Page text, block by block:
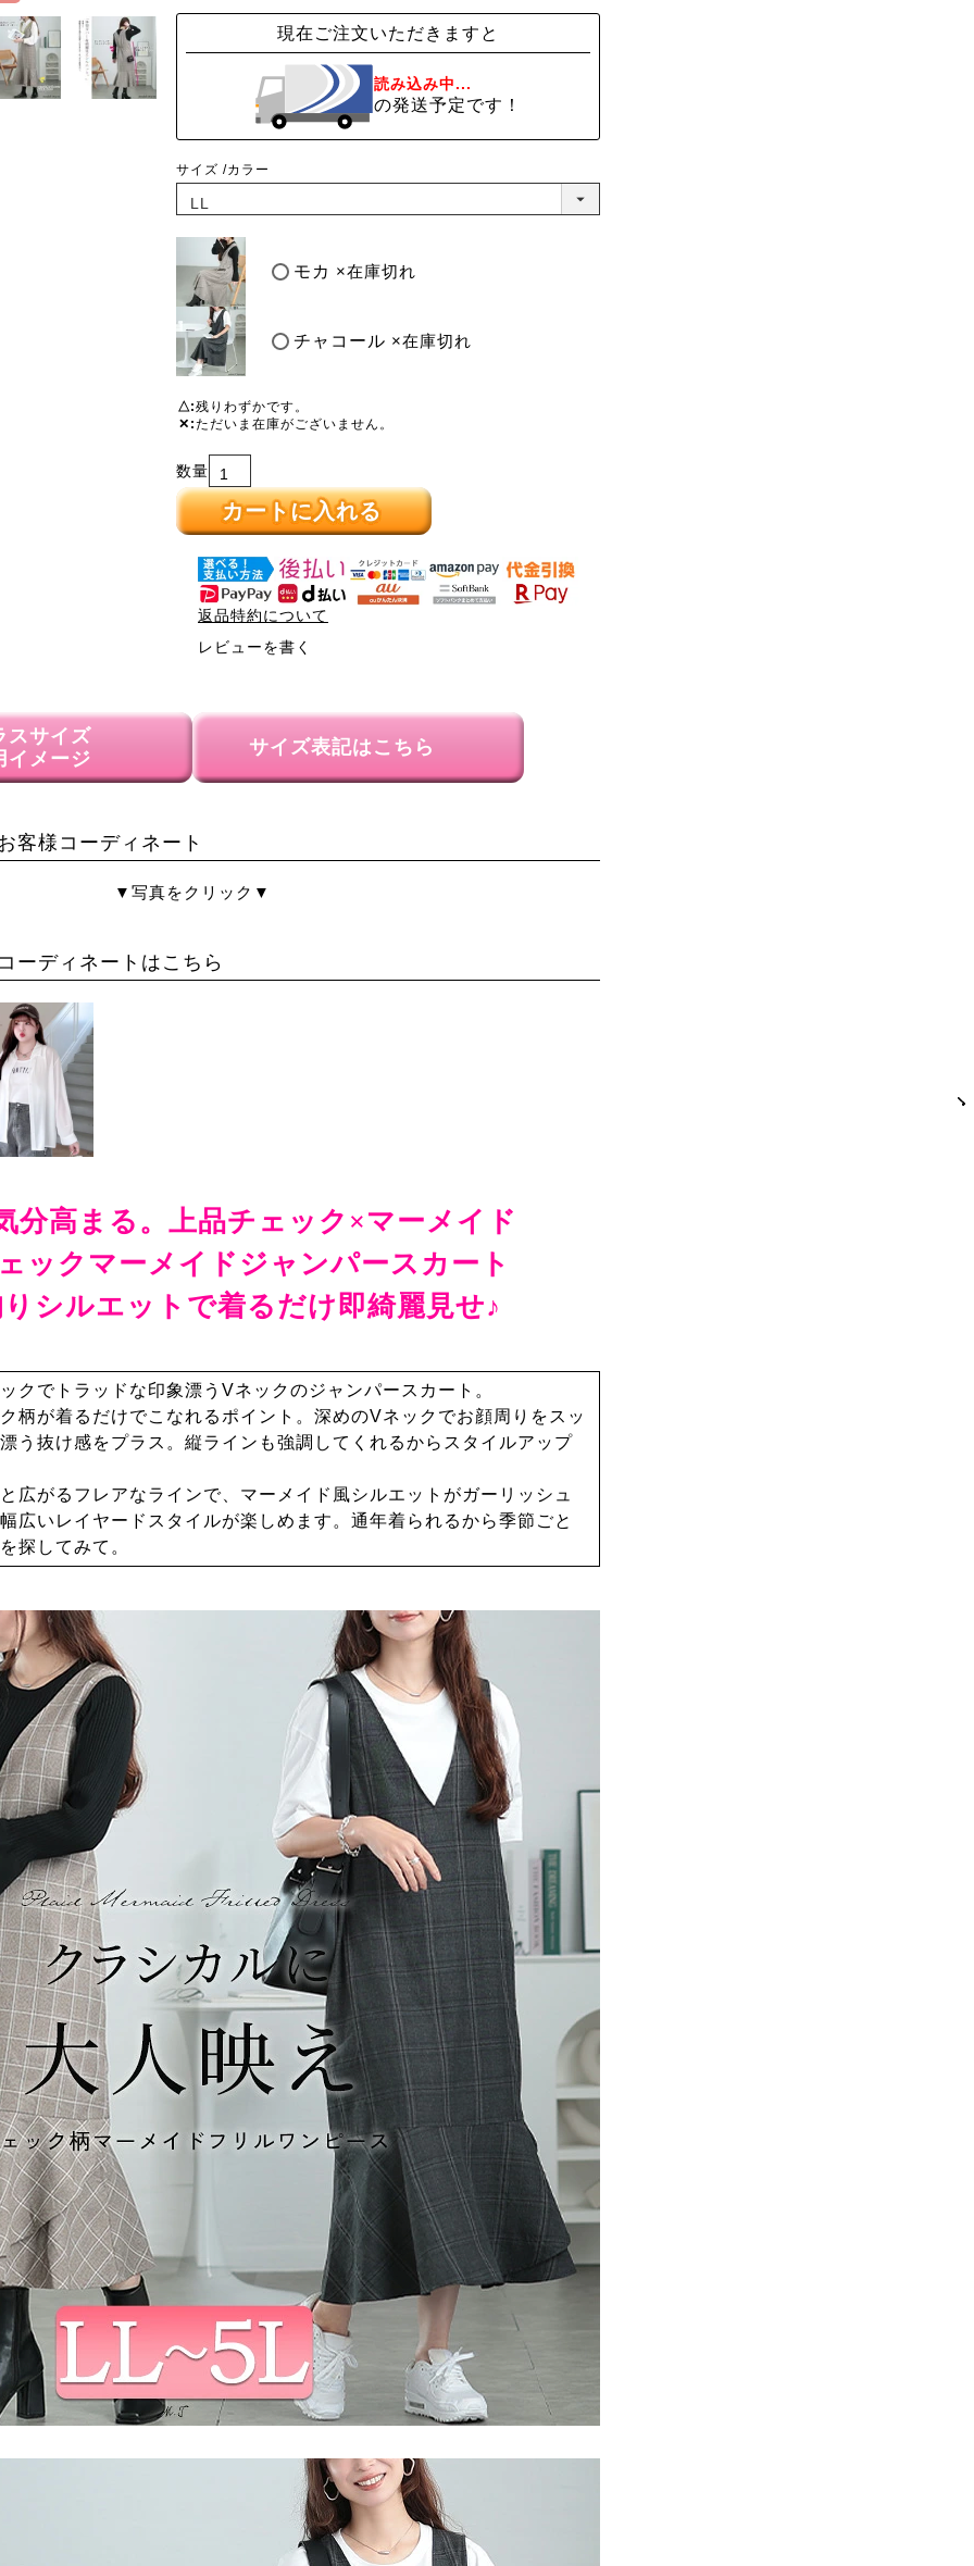
現在ご注文いただきますと
読み込み中...
の発送予定です！
サイズ カラー
モカ ×在庫切れ
チャコール ×在庫切れ
△ 残りわずかです。
✕ ただいま在庫がございません。
カートに入れる
返品特約について
レビューを書く
スサイズ
イメージ
サイズ表記はこちら
客様コーディネート
▼写真をクリック▼
ーディネートはこちら
分高まる。上品チェック×マーメイド
ックマーメイドジャンパースカート
シルエットで着るだけ即綺麗見せ♪
クでトラッドな印象漂うVネックのジャンパースカート。
柄が着るだけでこなれるポイント。深めのVネックでお顔周りをスッ
う抜け感をプラス。縦ラインも強調してくれるからスタイルアップ
広がるフレアなラインで、マーメイド風シルエットがガーリッシュ
広いレイヤードスタイルが楽しめます。通年着られるから季節ごと
探してみて。